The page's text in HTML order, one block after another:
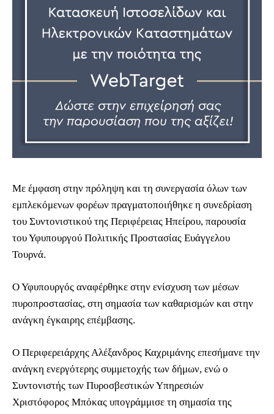
Με έμφαση στην πρόληψη και τη συνεργασία όλων των
εμπλεκόμενων φορέων πραγματοποιήθηκε η συνεδρίαση
του Συντονιστικού της Περιφέρειας Ηπείρου, παρουσία
του Υφυπουργού Πολιτικής Προστασίας Ευάγγελου
Τουρνά.
Ο Υφυπουργός αναφέρθηκε στην ενίσχυση των μέσων
πυροπροστασίας, στη σημασία των καθαρισμών και στην
ανάγκη έγκαιρης επέμβασης.
Ο Περιφερειάρχης Αλέξανδρος Καχριμάνης επεσήμανε την
ανάγκη ενεργότερης συμμετοχής των δήμων, ενώ ο
Συντονιστής των Πυροσβεστικών Υπηρεσιών
Χριστόφορος Μπόκας υπογράμμισε τη σημασία της